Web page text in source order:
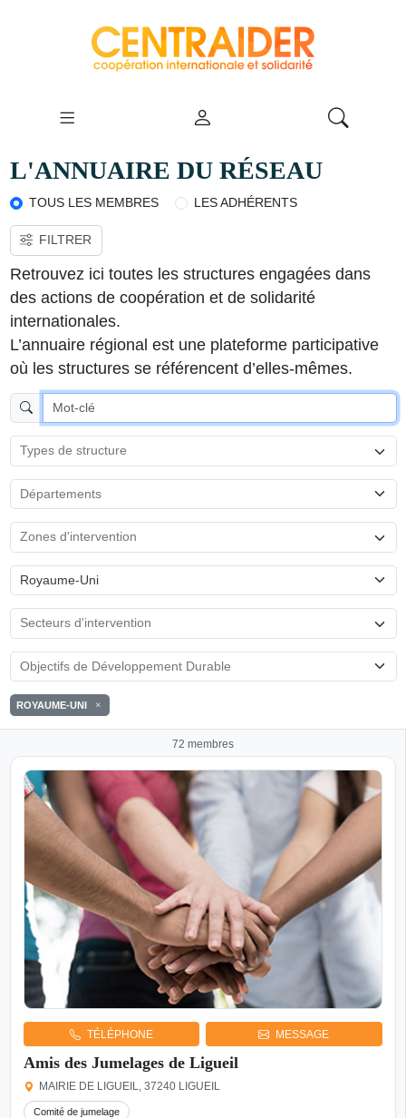
L'ANNUAIRE DU RÉSEAU
TOUS LES MEMBRES LES ADHÉRENTS
FILTRER
Retrouvez ici toutes les structures engagées dans
des actions de coopération et de solidarité
internationales.
L’annuaire régional est une plateforme participative
où les structures se référencent d’elles-mêmes.
Royaume-Uni
ROYAUME-UNI
72 membres
TÉLÉPHONE MESSAGE
Amis des Jumelages de Ligueil
MAIRIE DE LIGUEIL, 37240 LIGUEIL
Comité de jumelage